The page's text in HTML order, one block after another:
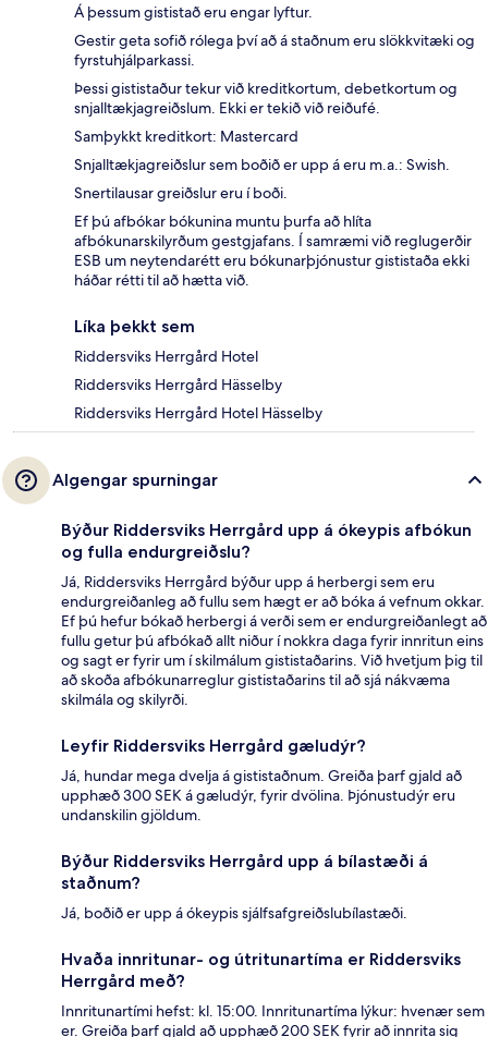
Á þessum gististað eru engar lyftur.
Gestir geta sofið rólega því að á staðnum eru slökkvitæki og
fyrstuhjálparkassi.
Þessi gististaður tekur við kreditkortum, debetkortum og
snjalltækjagreiðslum. Ekki er tekið við reiðufé.
Samþykkt kreditkort: Mastercard
Snjalltækjagreiðslur sem boðið er upp á eru m.a.: Swish.
Snertilausar greiðslur eru í boði.
Ef þú afbókar bókunina muntu þurfa að hlíta
afbókunarskilyrðum gestgjafans. Í samræmi við reglugerðir
ESB um neytendarétt eru bókunarþjónustur gististaða ekki
háðar rétti til að hætta við.
Líka þekkt sem
Riddersviks Herrgård Hotel
Riddersviks Herrgård Hässelby
Riddersviks Herrgård Hotel Hässelby
Algengar spurningar
Býður Riddersviks Herrgård upp á ókeypis afbókun
og fulla endurgreiðslu?
Já, Riddersviks Herrgård býður upp á herbergi sem eru
endurgreiðanleg að fullu sem hægt er að bóka á vefnum okkar.
Ef þú hefur bókað herbergi á verði sem er endurgreiðanlegt að
fullu getur þú afbókað allt niður í nokkra daga fyrir innritun eins
og sagt er fyrir um í skilmálum gististaðarins. Við hvetjum þig til
að skoða afbókunarreglur gististaðarins til að sjá nákvæma
skilmála og skilyrði.
Leyfir Riddersviks Herrgård gæludýr?
Já, hundar mega dvelja á gististaðnum. Greiða þarf gjald að
upphæð 300 SEK á gæludýr, fyrir dvölina. Þjónustudýr eru
undanskilin gjöldum.
Býður Riddersviks Herrgård upp á bílastæði á
staðnum?
Já, boðið er upp á ókeypis sjálfsafgreiðslubílastæði.
Hvaða innritunar- og útritunartíma er Riddersviks
Herrgård með?
Innritunartími hefst: kl. 15:00. Innritunartíma lýkur: hvenær sem
er. Greiða þarf gjald að upphæð 200 SEK fyrir að innrita sig